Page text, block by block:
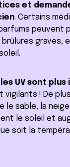
et
. Certains
peuvent
graves,
UV sont plus
vigilants ! De
le sable, la
le soleil et
soit la